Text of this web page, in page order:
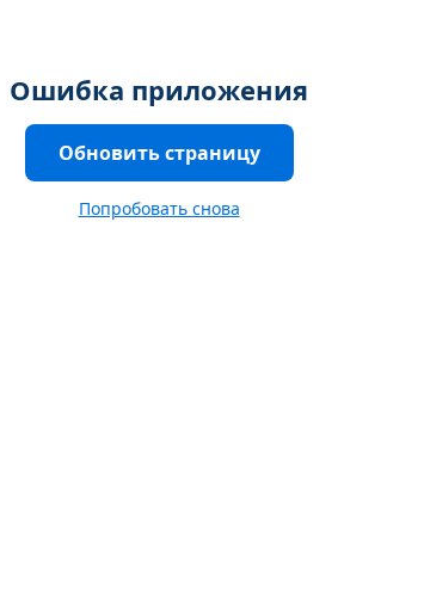
Ошибка приложения
Обновить страницу
Попробовать снова